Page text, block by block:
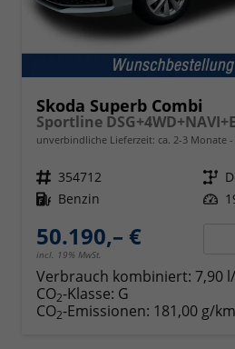
Skoda Superb Combi
unverbindliche Lieferzeit: ca. 2-3 Monate
Fahrzeugnr. 354712 Getriebe
Kraftstoff Benzin Leistung
50.190,– €
incl. 19% MwSt.
Verbrauch kombiniert: 7,90
CO2-Klasse: G
CO2-Emissionen: 181,00 g/km